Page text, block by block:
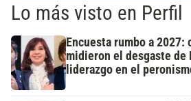
Lo más visto en Perfil
Encuesta rumbo a
midieron el desgaste
liderazgo en el